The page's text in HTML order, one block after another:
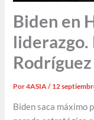
Biden en
liderazgo.
Rodríguez
Por4ASIA/ 12
Biden saca máximo